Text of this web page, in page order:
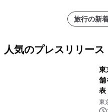
旅行の新
人気のプレスリリース
東
舗
表
東